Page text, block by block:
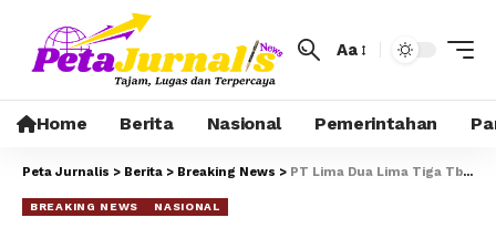
Aa
Home Berita Nasional Pemerintahan
Peta Jurnalis > Berita > Breaking News > PT Lima Dua Lima Tiga Tbk Paparkan Kinerja Positif 2025 dan Proyeksi Bisnis 2026 dalam Public Expose
BREAKING NEWS NASIONAL